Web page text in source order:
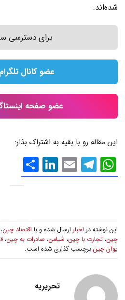
شده‌اند.
برای دسترسی
عضو کانال
عضو صفحه
این مقاله رو با بقیه به اشتراک بذار:
WhatsApp
Telegram
Email
این نوشته در اخبارارسال شده و با اقتصاد چین،
چین، تجارت با چین، شیامن، صادرات به چین،
یوآن چین برچسب گذاری شده است.
تحریریه